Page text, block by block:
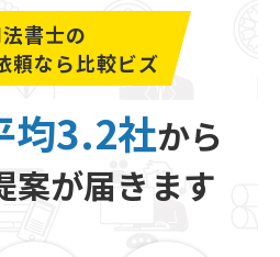
書士の
頼なら比較ビズ
均3.2社から
案が届きます